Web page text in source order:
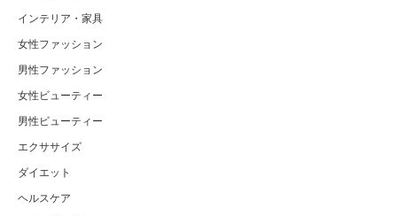
インテリア・家具
女性ファッション
男性ファッション
女性ビューティー
男性ビューティー
エクササイズ
ダイエット
ヘルスケア